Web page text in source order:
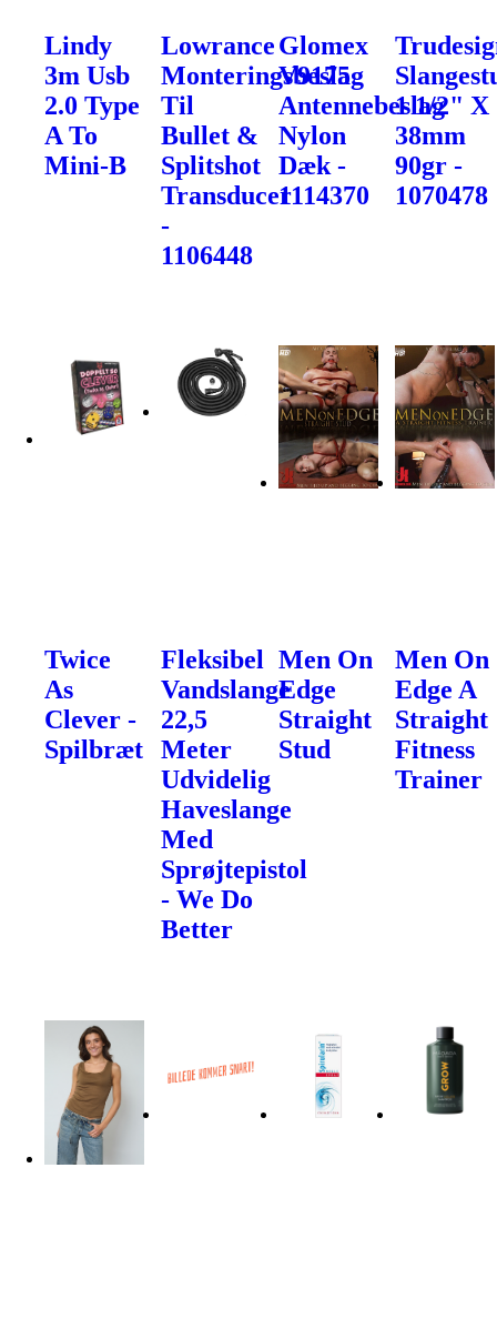
Lindy
3m Usb
2.0 Type
A To
Mini-B
Lowrance
Monteringsbeslag
Til
Bullet &
Splitshot
Transducer
-
1106448
Glomex
V9175
Antennebeslag
Nylon
Dæk -
1114370
1 1/2" X
38mm
90gr -
1070478
Twice
As
Clever -
Spilbræt
Fleksibel
Vandslange
22,5
Meter
Udvidelig
Haveslange
Med
Sprøjtepistol
- We Do
Better
Men On
Edge
Straight
Stud
Men On
Edge A
Straight
Fitness
Trainer